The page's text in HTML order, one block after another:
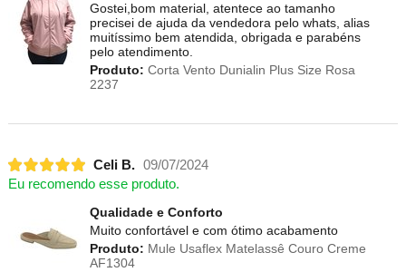
Gostei,bom material, atentece ao tamanho
precisei de ajuda da vendedora pelo whats, alias
muitíssimo bem atendida, obrigada e parabéns
pelo atendimento.
Produto: Corta Vento Dunialin Plus Size Rosa
2237
Celi B. 09/07/2024
Eu recomendo esse produto.
Qualidade e Conforto
Muito confortável e com ótimo acabamento
Produto: Mule Usaflex Matelassê Couro Creme
AF1304